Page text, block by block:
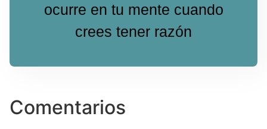
ocurre en tu mente cuando
crees tener razón
Comentarios